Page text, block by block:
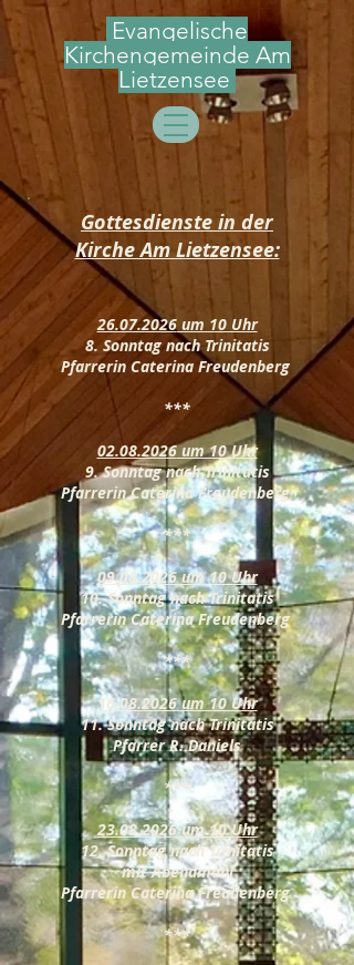
Evangelische
Kirchengemeinde Am
Lietzensee
Gottesdienste in der
Kirche Am Lietzensee:​
26.07.2026um 10 Uhr
8. Sonntag nach Trinitatis
Pfarrerin Caterina Freudenberg
***
02.08.2026um 10 Uhr
9. Sonntag nach Trinitatis
Pfarrerin Caterina Freudenberg
***
09.08.2026um 10 Uhr
10. Sonntag nach Trinitatis
Pfarrerin Caterina Freudenberg
***
16.08.2026um 10 Uhr
11. Sonntag nach Trinitatis
Pfarrer R. Daniels
***
23.08.2026um 10 Uhr
12. Sonntag nach Trinitatis
mit Abendmahl
Pfarrerin Caterina Freudenberg
***